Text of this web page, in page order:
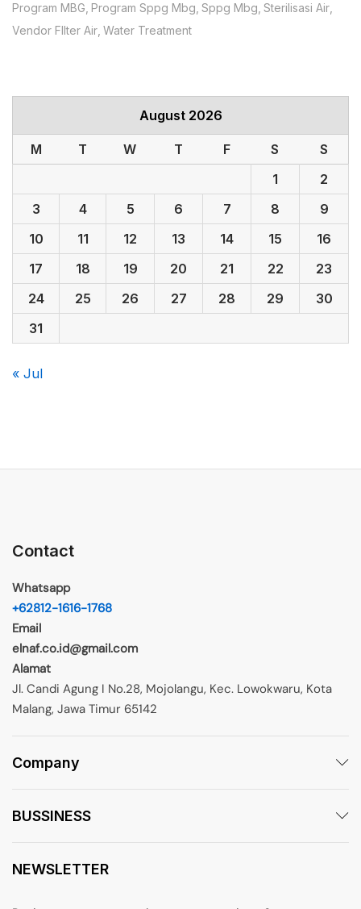
Program MBG Program Sppg Mbg Sppg Mbg Sterilisasi Air
Vendor FIlter Air Water Treatment
August 2026
M T W T F S
S
1
2
3
4 5 6 7 8
9
10
11 12 13 14 15
16
17
18 19 20 21 22
23
24
25 26 27 28 29
30
31
« Jul
Contact
Whatsapp
+62812-1616-1768
Email
elnaf.co.id@gmail.com
Alamat
Jl. Candi Agung I No.28, Mojolangu, Kec. Lowokwaru, Kota
Malang, Jawa Timur 65142
Company
BUSSINESS
NEWSLETTER